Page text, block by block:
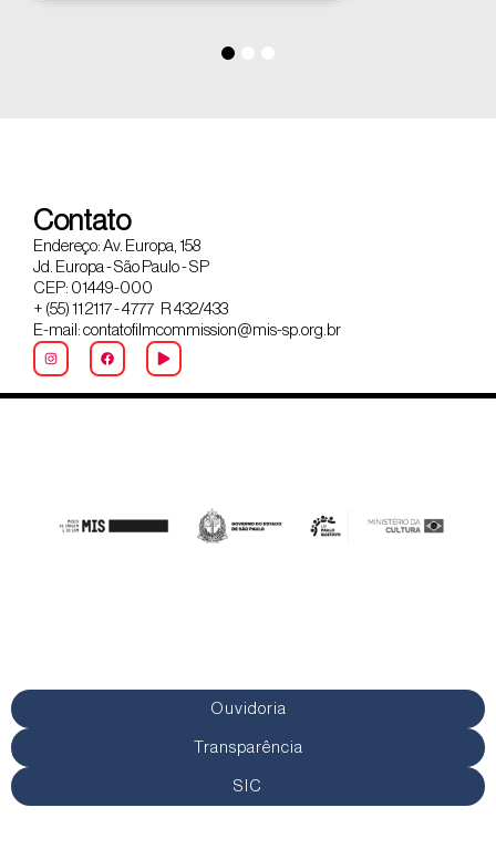
Contato
Endereço: Av. Europa, 158
Jd. Europa - São Paulo - SP
CEP: 01449-000
+ (55) 11 2117 - 4777 R 432/433
E-mail: contatofilmcommission@mis-sp.org.br
Ouvidoria
Transparência
SIC